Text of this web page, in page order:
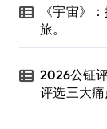
《宇宙》
旅。
2026公钲
评选三大